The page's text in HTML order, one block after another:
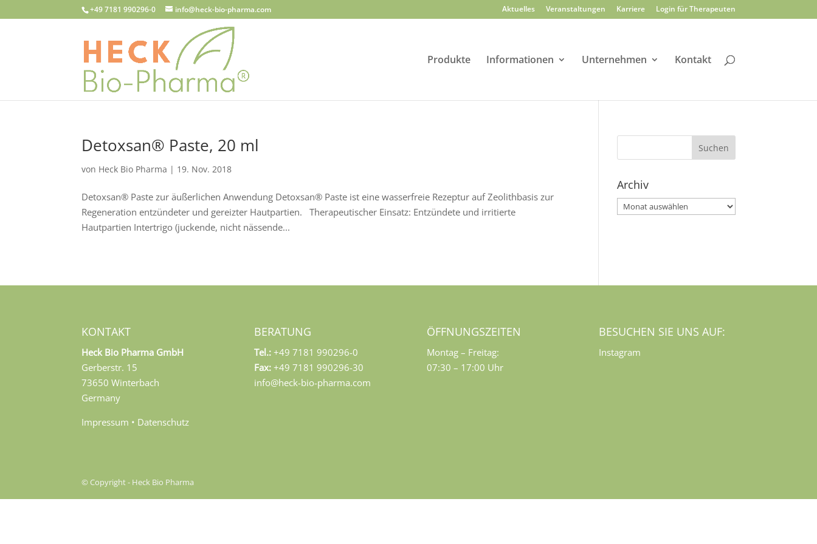
+49 7181 990296-0 info@heck-bio-pharma.com Aktuelles Veranstaltungen Karriere Login für Therapeuten
Produkte Informationen Unternehmen Kontakt
Detoxsan® Paste, 20 ml
von Heck Bio Pharma | 19. Nov. 2018
Detoxsan® Paste zur äußerlichen Anwendung Detoxsan® Paste ist eine wasserfreie Rezeptur auf Zeolithbasis zur
Regeneration entzündeter und gereizter Hautpartien. Therapeutischer Einsatz: Entzündete und irritierte
Hautpartien Intertrigo (juckende, nicht nässende...
Archiv
Archiv
KONTAKT
Heck Bio Pharma GmbH
Gerberstr. 15
73650 Winterbach
Germany
Impressum • Datenschutz
BERATUNG
Tel.: +49 7181 990296-0
Fax:+49 7181 990296-30
info@heck-bio-pharma.com
ÖFFNUNGSZEITEN
Montag – Freitag:
07:30 – 17:00 Uhr
BESUCHEN SIE UNS AUF:
Instagram
© Copyright - Heck Bio Pharma